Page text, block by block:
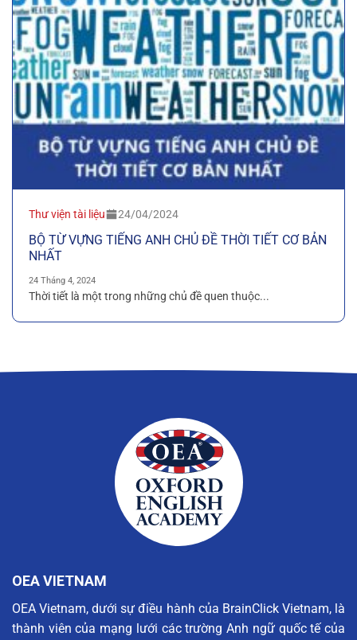
Thư viện tài liệu 24/04/2024
BỘ TỪ VỰNG TIẾNG ANH CHỦ ĐỀ THỜI TIẾT CƠ BẢN
NHẤT
24 Tháng 4, 2024
Thời tiết là một trong những chủ đề quen thuộc...
OEA VIETNAM
OEA Vietnam, dưới sự điều hành của BrainClick Vietnam, là
thành viên của mạng lưới các trường Anh ngữ quốc tế của